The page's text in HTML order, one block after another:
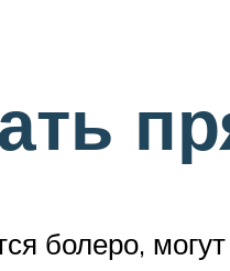
болеро,